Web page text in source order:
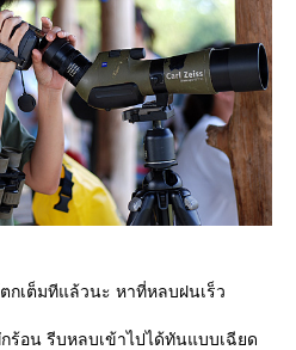
เต็มทีแล้วนะ หาที่หลบฝนเร็ว
ร้อน รีบหลบเข้าไปได้ทันแบบเฉียด